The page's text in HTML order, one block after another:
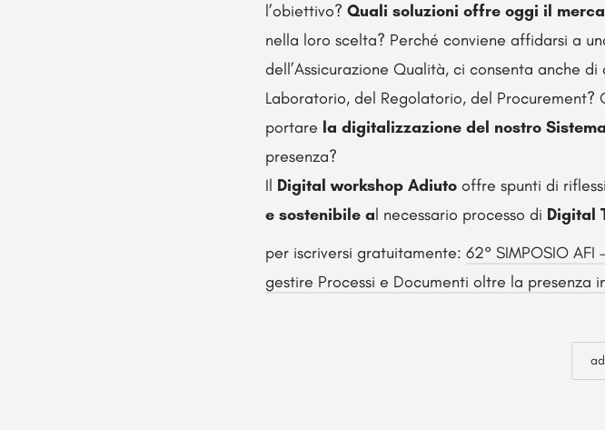
l’obiettivo? Quali soluzioni offre oggi il
nella loro scelta? Perché conviene affidarsi a
dell’Assicurazione Qualità, ci consenta anche
Laboratorio, del Regolatorio, del
portare la digitalizzazione del nostro
presenza?
Il Digital workshop Adiuto offre spunti di
e sostenibile al necessario processo di Digital
per iscriversi gratuitamente: 62° SIMPOSIO AFI
gestire Processi e Documenti oltre la presenza